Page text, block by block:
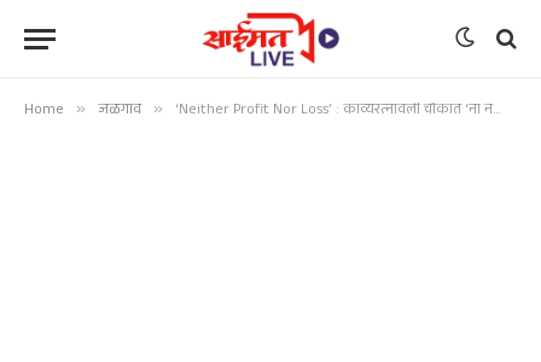
Home » जळगाव » ‘Neither Profit Nor Loss’ : काव्यरत्नावली चौकात ‘ना नफा ना तोटा’ तत्त्वावर फरसाण स्टॉल